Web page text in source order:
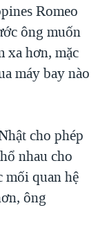
Romeo
ông muốn
xa hơn, mặc
máy bay nào
cho phép
nhau cho
mối quan hệ
ông